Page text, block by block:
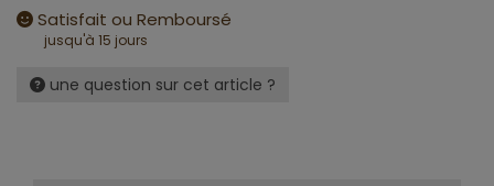
Satisfait ou Remboursé
jusqu'à 15 jours
une question sur cet article ?